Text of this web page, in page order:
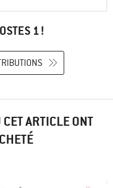
1 !
ARTICLE ONT